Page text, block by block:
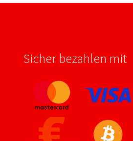
Sicher bezahlen mit